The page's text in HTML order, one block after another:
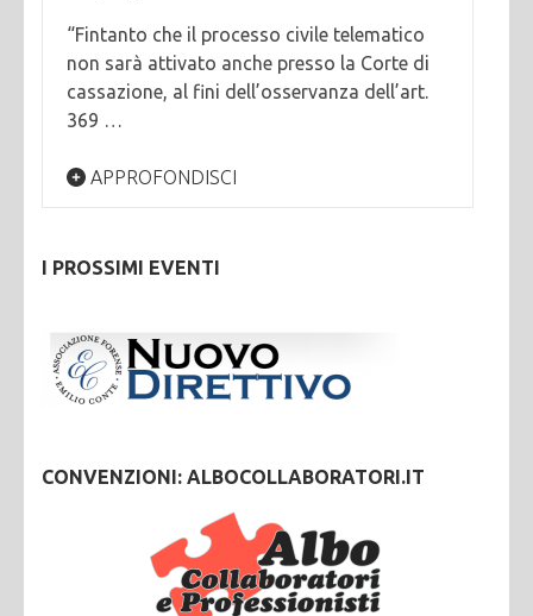
“Fintanto che il processo civile telematico
non sarà attivato anche presso la Corte di
cassazione, al fini dell’osservanza dell’art.
369 …
APPROFONDISCI
I PROSSIMI EVENTI
CONVENZIONI: ALBOCOLLABORATORI.IT